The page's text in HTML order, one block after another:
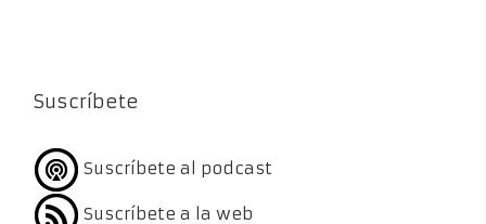
Suscríbete
Suscríbete al podcast
Suscríbete a la web